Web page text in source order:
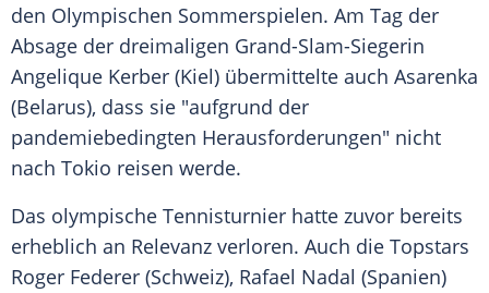
den Olympischen Sommerspielen. Am Tag der
Absage der dreimaligen Grand-Slam-Siegerin
Angelique Kerber (Kiel) übermittelte auch Asarenka
(Belarus), dass sie "aufgrund der
pandemiebedingten Herausforderungen" nicht
nach Tokio reisen werde.
Das olympische Tennisturnier hatte zuvor bereits
erheblich an Relevanz verloren. Auch die Topstars
Roger Federer (Schweiz), Rafael Nadal (Spanien)